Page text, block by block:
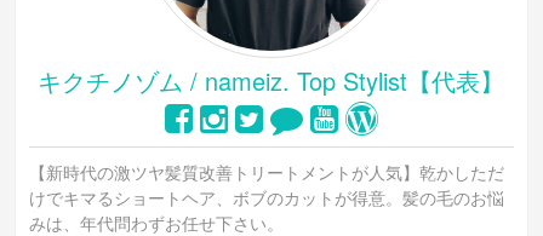
キクチノゾム / nameiz. Top Stylist【代表】
【新時代の激ツヤ髪質改善トリートメントが人気】乾かしただ
けでキマるショートヘア、ボブのカットが得意。髪の毛のお悩
みは、年代問わずお任せ下さい。